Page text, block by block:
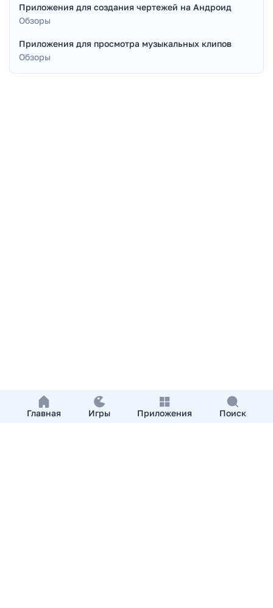
Главная Игры Приложения Поиск
Приложения для создания чертежей на Андроид
Обзоры
Приложения для просмотра музыкальных клипов
Обзоры